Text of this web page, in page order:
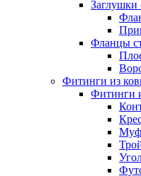
Заглушки
Фланцы
Фитинги из
Фитинги